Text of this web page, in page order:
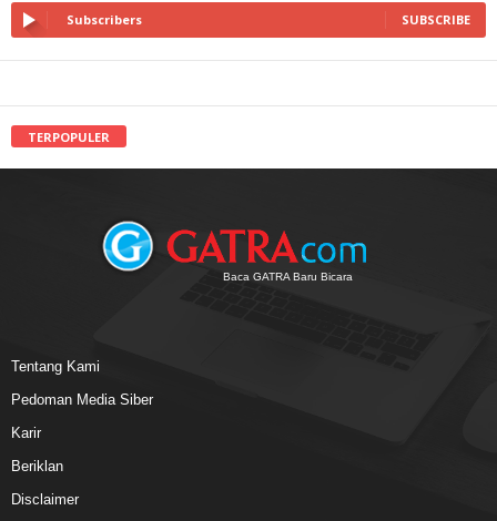
Subscribers SUBSCRIBE
TERPOPULER
Baca GATRA Baru Bicara
Tentang Kami
Pedoman Media Siber
Karir
Beriklan
Disclaimer